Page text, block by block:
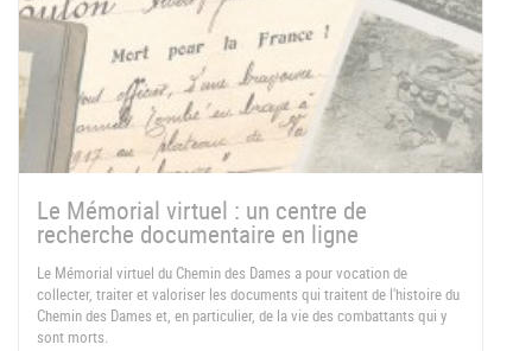
Le Mémorial virtuel : un centre de
recherche documentaire en ligne
Le Mémorial virtuel du Chemin des Dames a pour vocation de
collecter, traiter et valoriser les documents qui traitent de l'histoire du
Chemin des Dames et, en particulier, de la vie des combattants qui y
sont morts.